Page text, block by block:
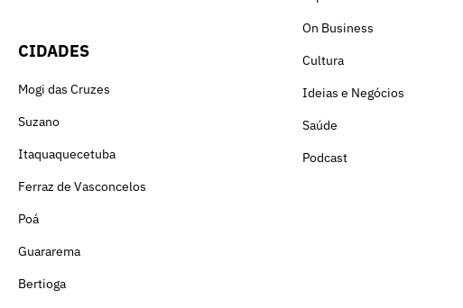
CIDADES
Mogi das Cruzes
Suzano
Itaquaquecetuba
Ferraz de Vasconcelos
Poá
Guararema
Bertioga
On Business
Cultura
Ideias e Negócios
Saúde
Podcast